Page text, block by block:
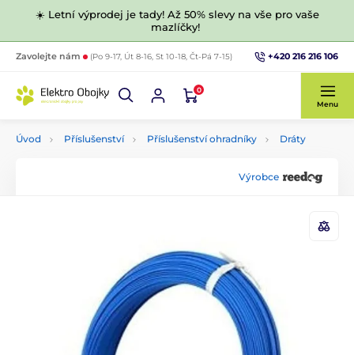
☀️ Letní výprodej je tady! Až 50% slevy na vše pro vaše
mazlíčky!
Zavolejte nám (Po 9-17, Út 8-16, St 10-18, Čt-Pá 7-15) +420 216 216 106
0
Menu
Úvod Příslušenství Příslušenství ohradníky Dráty
Výrobce